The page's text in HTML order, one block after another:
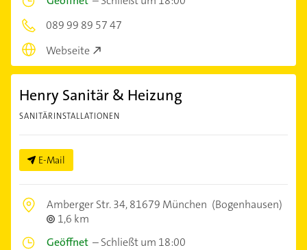
089 99 89 57 47
Webseite
Henry Sanitär & Heizung
SANITÄRINSTALLATIONEN
E-Mail
Amberger Str. 34,81679 München (Bogenhausen)
1,6 km
Geöffnet –Schließt um 18:00